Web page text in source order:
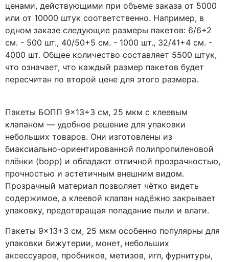
ценами, действующими при объеме заказа от 5000
или от 10000 штук соответственно. Например, в
одном заказе следующие размеры пакетов: 6/6+2
см. - 500 шт., 40/50+5 см. - 1000 шт., 32/41+4 см. -
4000 шт. Общее количество составляет 5500 штук,
что означает, что каждый размер пакетов будет
пересчитан по второй цене для этого размера.
Пакеты БОПП 9×13+3 см, 25 мкм с клеевым
клапаном — удобное решение для упаковки
небольших товаров. Они изготовлены из
биаксиально-ориентированной полипропиленовой
плёнки (bopp) и обладают отличной прозрачностью,
прочностью и эстетичным внешним видом.
Прозрачный материал позволяет чётко видеть
содержимое, а клеевой клапан надёжно закрывает
упаковку, предотвращая попадание пыли и влаги.
Пакеты 9×13+3 см, 25 мкм особенно популярны для
упаковки бижутерии, монет, небольших
аксессуаров, пробников, метизов, игл, фурнитуры,